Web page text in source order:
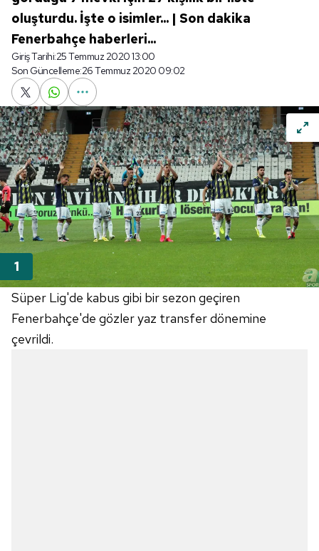
oluşturdu. İşte o isimler... | Son dakika
Fenerbahçe haberleri...
Giriş Tarihi:25 Temmuz 2020 13:00
Son Güncelleme:26 Temmuz 2020 09:02
Süper Lig'de kabus gibi bir sezon geçiren
Fenerbahçe'de gözler yaz transfer dönemine
çevrildi.